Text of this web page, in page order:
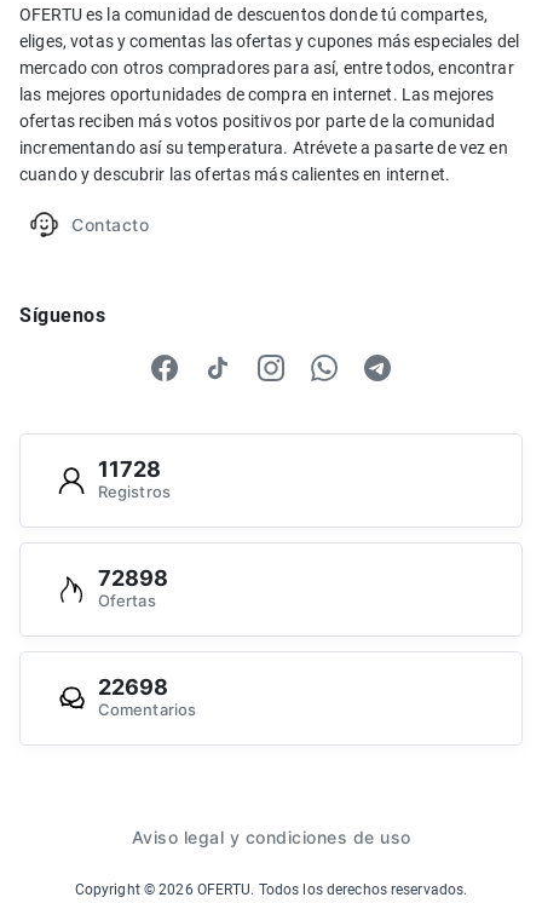
OFERTU es la comunidad de descuentos donde tú compartes,
eliges, votas y comentas las ofertas y cupones más especiales del
mercado con otros compradores para así, entre todos, encontrar
las mejores oportunidades de compra en internet. Las mejores
ofertas reciben más votos positivos por parte de la comunidad
incrementando así su temperatura. Atrévete a pasarte de vez en
cuando y descubrir las ofertas más calientes en internet.
Contacto
Síguenos
11728
Registros
72898
Ofertas
22698
Comentarios
Aviso legal y condiciones de uso
Copyright ©2026 OFERTU. Todos los derechos reservados.